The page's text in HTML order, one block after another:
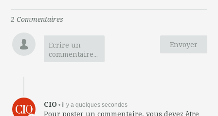
2 Commentaires
Envoyer
Ecrire un
commentaire...
CIO • il y a quelques secondes
Pour poster un commentaire, vous devez être